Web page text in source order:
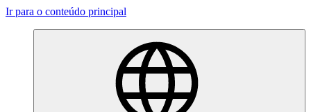
Ir para o conteúdo principal